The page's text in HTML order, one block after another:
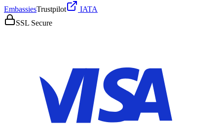
EmbassiesTrustpilot
IATA
SSL Secure